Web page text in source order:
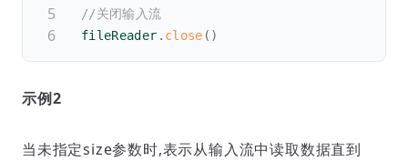
//关闭输入流
fileReader . close ( )
示例2
当未指定size参数时,表示从输入流中读取数据直到